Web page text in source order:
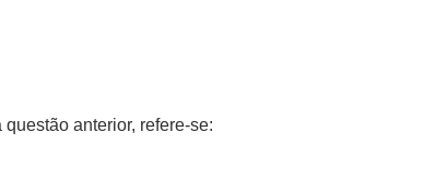
anterior, refere-se: